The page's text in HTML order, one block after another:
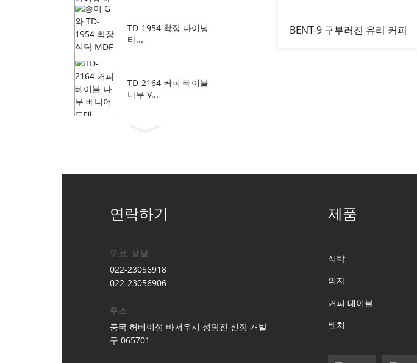
TD-1954 확장 다이닝
타...
TD-2164 커피 테이블
나무 V...
BENT-9 구부러진 유리 커피
연락하기
무료 상담
022-23056918
022-23056906
주소
중국 허베이성 바저우시 성팡진 신장 개발
구 065701
제품
식탁
의자
커피 테이블
벤치